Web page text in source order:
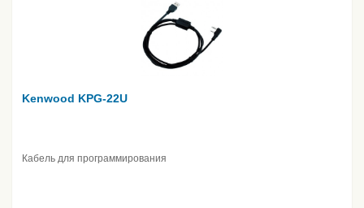
Kenwood KPG-22U
Кабель для программирования